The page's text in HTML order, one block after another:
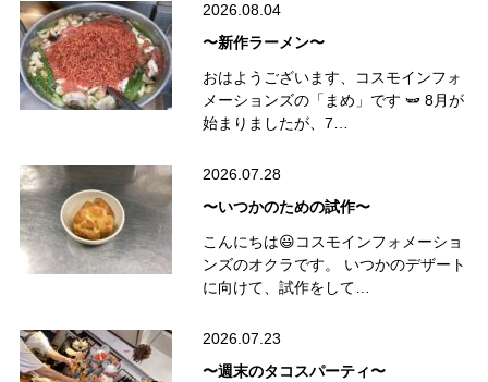
2026.08.04
〜新作ラーメン〜
おはようございます、コスモインフォ
メーションズの「まめ」です 🫛 8月が
始まりましたが、7…
2026.07.28
〜いつかのための試作〜
こんにちは😃コスモインフォメーショ
ンズのオクラです。 いつかのデザート
に向けて、試作をして…
2026.07.23
〜週末のタコスパーティ〜